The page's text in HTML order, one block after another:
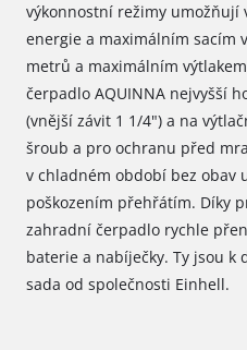
výkonnostní režimy
energie a maximálním sacím
metrů a maximálním
čerpadlo AQUINNA nejvyšší
(vnější závit 1 1/4") a na
šroub a pro ochranu před
v chladném období bez
poškozením přehřátím. Díky
zahradní čerpadlo rychle
baterie a nabíječky. Ty jsou
sada od společnosti Einhell.